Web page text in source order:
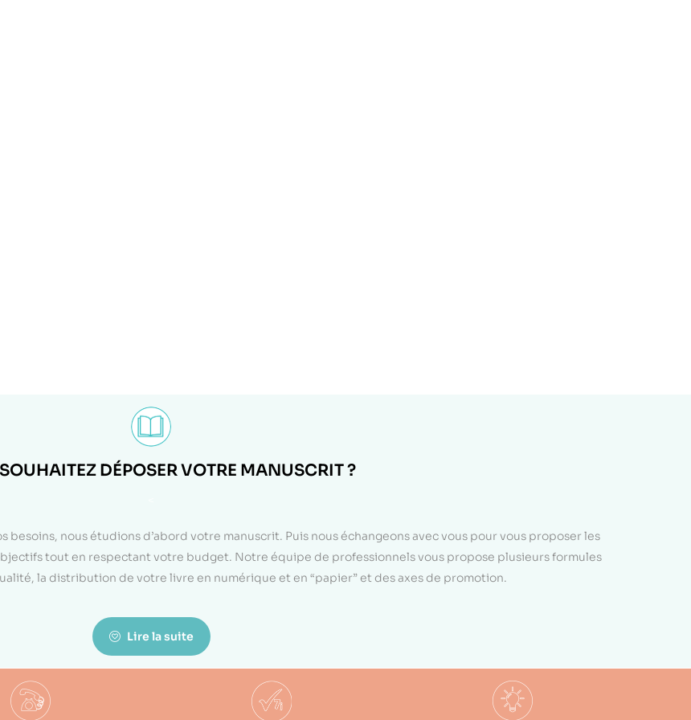
DÉPOSER VOTRE MANUSCRIT ?
besoins, nous étudions d’abord votre manuscrit. Puis nous échangeons avec vous pour vous proposer les
tout en respectant votre budget. Notre équipe de professionnels vous propose plusieurs formules
la distribution de votre livre en numérique et en “papier” et des axes de promotion.
Lire la suite